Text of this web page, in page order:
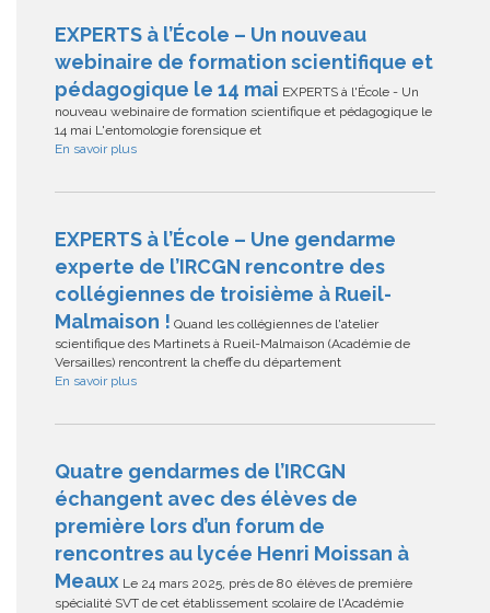
EXPERTS à l’École – Un nouveau
webinaire de formation scientifique et
pédagogique le 14 mai EXPERTS à l'École - Un
nouveau webinaire de formation scientifique et pédagogique le
14 mai L'entomologie forensique et
En savoir plus
EXPERTS à l’École – Une gendarme
experte de l’IRCGN rencontre des
collégiennes de troisième à Rueil-
Malmaison ! Quand les collégiennes de l'atelier
scientifique des Martinets à Rueil-Malmaison (Académie de
Versailles) rencontrent la cheffe du département
En savoir plus
Quatre gendarmes de l’IRCGN
échangent avec des élèves de
première lors d’un forum de
rencontres au lycée Henri Moissan à
Meaux Le 24 mars 2025, près de 80 élèves de première
spécialité SVT de cet établissement scolaire de l'Académie